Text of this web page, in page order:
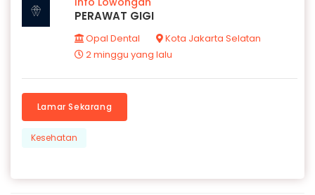
PERAWAT GIGI
Opal Dental
Kota Jakarta Selatan
2 minggu yang lalu
Lamar Sekarang
Kesehatan